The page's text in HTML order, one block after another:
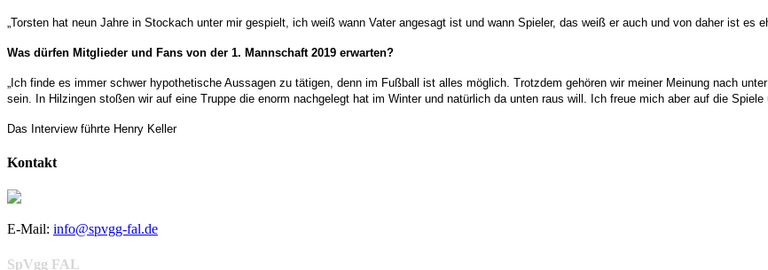
„Torsten hat neun Jahre in Stockach unter mir gespielt, ich weiß wann Vater angesagt ist und wann Spieler, das weiß er auch und von daher ist es
Was dürfen Mitglieder und Fans von der 1. Mannschaft 2019 erwarten?
„Ich finde es immer schwer hypothetische Aussagen zu tätigen, denn im Fußball ist alles möglich. Trotzdem gehören wir meiner Meinung nach
sein. In Hilzingen stoßen wir auf eine Truppe die enorm nachgelegt hat im Winter und natürlich da unten raus will. Ich freue mich aber auf die
Das Interview führte Henry Keller
Kontakt
E-Mail: info@spvgg-fal.de
SpVgg FAL